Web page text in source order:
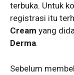
terbuka. Untuk
registrasi itu
Cream yang
Derma.
Sebelum